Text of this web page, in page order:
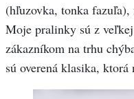
(hľuzovka, tonka fazuľa),
Moje pralinky sú z
zákazníkom na trhu
sú overená klasika,